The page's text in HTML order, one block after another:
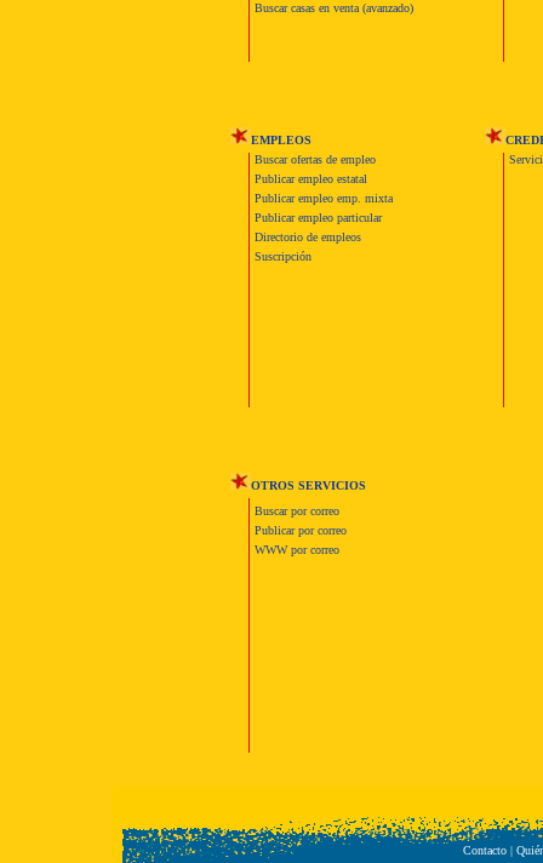
Buscar casas en venta (avanzado)
EMPLEOS
Buscar ofertas de empleo
Publicar empleo estatal
Publicar empleo emp. mixta
Publicar empleo particular
Directorio de empleos
Suscripción
OTROS SERVICIOS
Buscar por correo
Publicar por correo
WWW por correo
Contacto|